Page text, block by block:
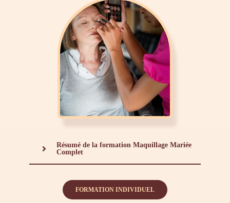
Résumé de la formation Maquillage Mariée
Complet
FORMATION INDIVIDUEL